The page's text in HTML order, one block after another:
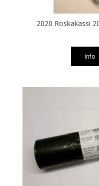
2020 Roskakassi
Info